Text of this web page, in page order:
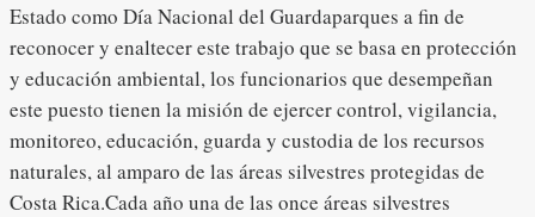
Estado como Día Nacional del Guardaparques a fin de
reconocer y enaltecer este trabajo que se basa en protección
y educación ambiental, los funcionarios que desempeñan
este puesto tienen la misión de ejercer control, vigilancia,
monitoreo, educación, guarda y custodia de los recursos
naturales, al amparo de las áreas silvestres protegidas de
Costa Rica.Cada año una de las once áreas silvestres